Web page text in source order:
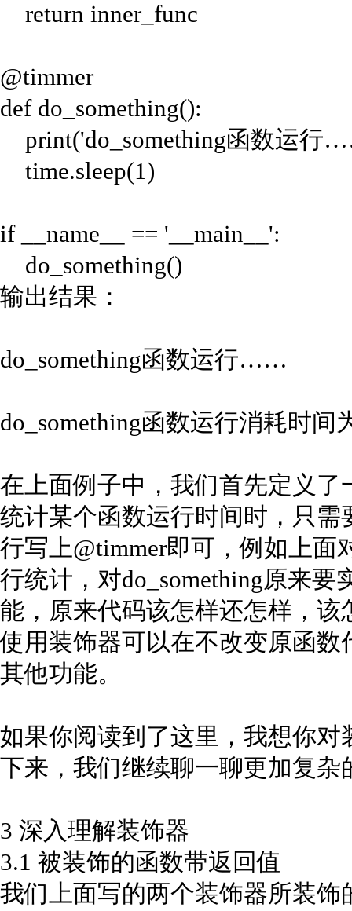
return inner_func
@timmer
def do_something():
print('do_something函数运行
time.sleep(1)
if __name__ == '__main__':
do_something()
输出结果：
do_something函数运行……
do_something函数运行消耗时间
在上面例子中，我们首先定义
统计某个函数运行时间时，只
行写上@timmer即可，例如上面
行统计，对do_something原来
能，原来代码该怎样还怎样，
使用装饰器可以在不改变原函
其他功能。
如果你阅读到了这里，我想你
下来，我们继续聊一聊更加复杂
3 深入理解装饰器
3.1 被装饰的函数带返回值
我们上面写的两个装饰器所装饰